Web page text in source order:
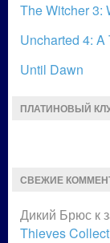
The Witcher 3:
Uncharted 4: A
Until Dawn
ПЛАТИНОВЫЙ
СВЕЖИЕ
Дикий Брюс к
Thieves